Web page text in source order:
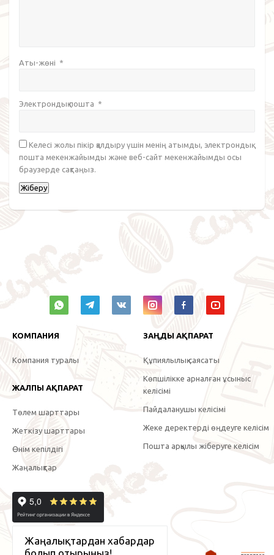
Аты-жөні *
Электрондық пошта *
Келесі жолы пікір қалдыру үшін менің атымды, электрондық
пошта мекенжайымды және веб-сайт мекенжайымды осы
браузерде сақтаңыз.
КОМПАНИЯ
Компания туралы
ЖАЛПЫ АҚПАРАТ
Төлем шарттары
Жеткізу шарттары
Өнім кепілдігі
Жаңалықтар
ЗАҢДЫ АҚПАРАТ
Құпиялылық саясаты
Көпшілікке арналған ұсыныс
келісімі
Пайдаланушы келісімі
Жеке деректерді өңдеуге келісім
Пошта арқылы жіберуге келісім
Жаңалықтардан хабардар
болып отырыңыз!